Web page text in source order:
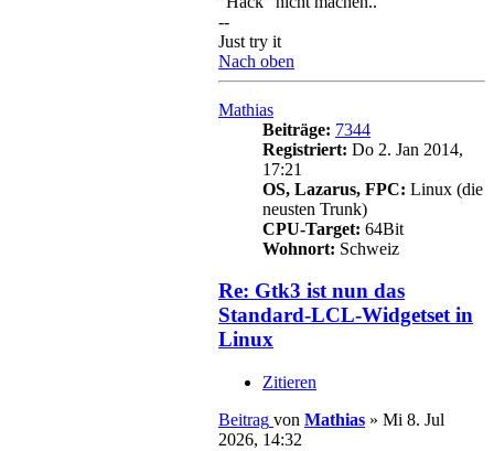
--
Just try it
Nach oben
Mathias
Beiträge: 7344
Registriert: Do 2. Jan 2014,
17:21
OS, Lazarus, FPC: Linux (die
neusten Trunk)
CPU-Target: 64Bit
Wohnort: Schweiz
Re: Gtk3 ist nun das
Standard-LCL-Widgetset in
Linux
Zitieren
Beitrag von Mathias » Mi 8. Jul
2026, 14:32